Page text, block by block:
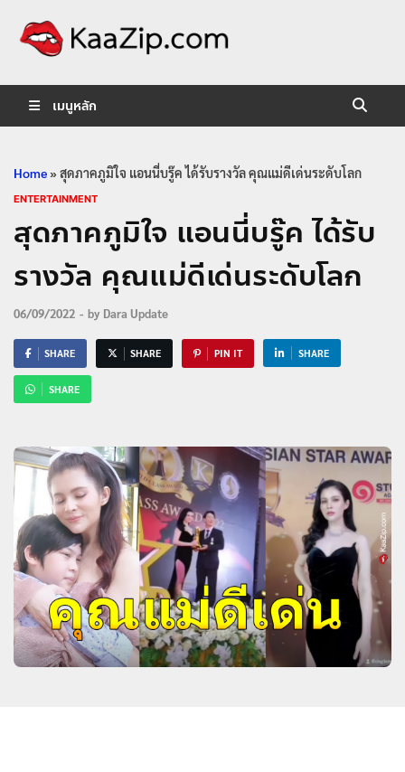
เมนูหลัก
Home»สุดภาคภูมิใจ แอนนี่บรู๊ค ได้รับรางวัล คุณแม่ดีเด่นระดับโลก
ENTERTAINMENT
สุดภาคภูมิใจ แอนนี่บรู๊ค ได้รับ
รางวัล คุณแม่ดีเด่นระดับโลก
06/09/2022 - by Dara Update
SHARE SHARE PIN IT SHARE
SHARE